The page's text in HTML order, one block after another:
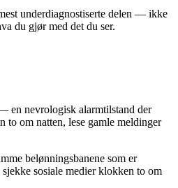
underdiagnostiserte delen — ikke
du gjør med det du ser.
en nevrologisk alarmtilstand der
to om natten, lese gamle meldinger
belønningsbanene som er
sosiale medier klokken to om